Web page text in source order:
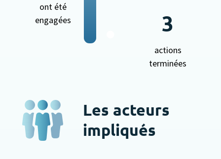
ont été
engagées
3
actions
terminées
Les acteurs
impliqués